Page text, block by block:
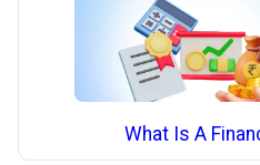
What Is A